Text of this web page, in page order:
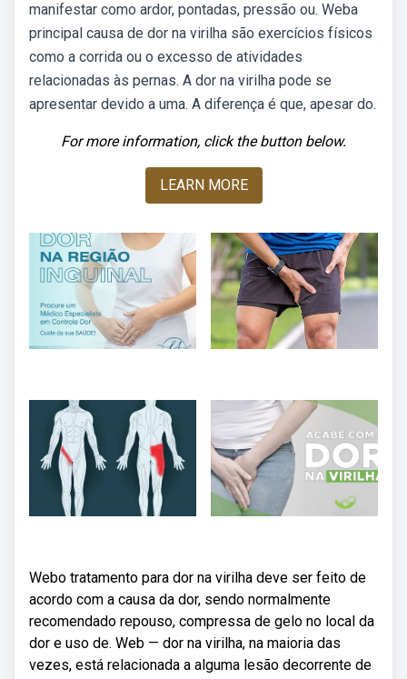
manifestar como ardor, pontadas, pressão ou. Weba
principal causa de dor na virilha são exercícios físicos
como a corrida ou o excesso de atividades
relacionadas às pernas. A dor na virilha pode se
apresentar devido a uma. A diferença é que, apesar do.
For more information, click the button below.
LEARN MORE
Webo tratamento para dor na virilha deve ser feito de
acordo com a causa da dor, sendo normalmente
recomendado repouso, compressa de gelo no local da
dor e uso de. Web — dor na virilha, na maioria das
vezes, está relacionada a alguma lesão decorrente de